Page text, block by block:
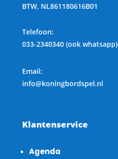
BTW. NL861180616B01
Telefoon:
033-2340340 (ook whatsapp)
Email:
info@koningbordspel.nl
Klantenservice
Agenda